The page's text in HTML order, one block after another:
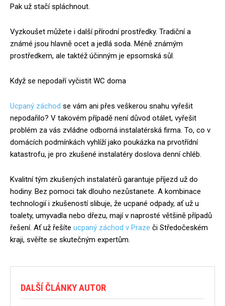
Pak už stačí spláchnout.
Vyzkoušet můžete i další přírodní prostředky. Tradiční a
známé jsou hlavně ocet a jedlá soda. Méně známým
prostředkem, ale taktéž účinným je epsomská sůl.
Když se nepodaří vyčistit WC doma
Ucpaný záchod se vám ani přes veškerou snahu vyřešit
nepodařilo? V takovém případě není důvod otálet, vyřešit
problém za vás zvládne odborná instalatérská firma. To, co v
domácích podmínkách vyhlíží jako poukázka na prvotřídní
katastrofu, je pro zkušené instalatéry doslova denní chléb.
Kvalitní tým zkušených instalatérů garantuje příjezd už do
hodiny. Bez pomoci tak dlouho nezůstanete. A kombinace
technologií i zkušeností slibuje, že ucpané odpady, ať už u
toalety, umyvadla nebo dřezu, mají v naprosté většině případů
řešení. Ať už řešíte ucpaný záchod v Praze či Středočeském
kraji, svěřte se skutečným expertům.
DALŠÍ ČLÁNKY AUTOR